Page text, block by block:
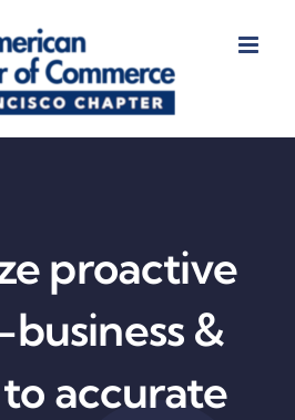
proactive
&
to accurate